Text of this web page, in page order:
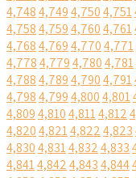
4,7484,7494,7504,751
4,7584,7594,7604,761
4,7684,7694,7704,771
4,7784,7794,7804,781
4,7884,7894,7904,791
4,7984,7994,8004,801
4,8094,8104,8114,812
4,8204,8214,8224,823
4,8304,8314,8324,833
4,8414,8424,8434,844